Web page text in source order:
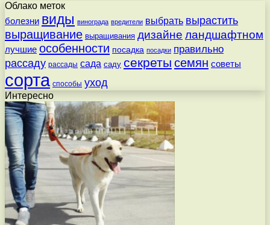
Облако меток
болезни виды винограда вредители выбрать вырастить
выращивание выращивания дизайне ландшафтном
лучшие особенности посадка посадки правильно
рассаду рассады сада саду секреты семян советы
сорта способы уход
Интересно